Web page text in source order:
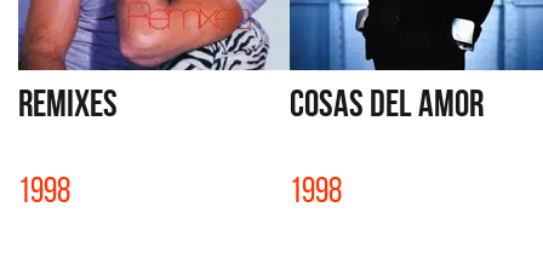
REMIXES
1998
COSAS DEL AMOR
1998